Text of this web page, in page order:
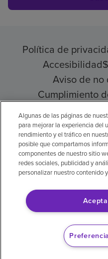
Política de
Accesibilidad
Aviso de
Cumplimiento
© 2026
Aviso legal: Se
inteligencia artificial
es la versión oficial.
Algunas de las páginas de
para mejorar la experiencia del
rendimiento y el tráfico en
posible que compartamos
componentes de nuestro sitio
redes sociales, publicidad y
personalizar nuestro contenido